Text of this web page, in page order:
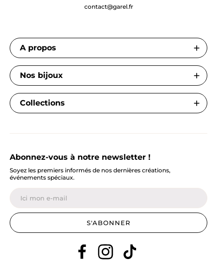
contact@garel.fr
A propos
Nos bijoux
Collections
Abonnez-vous à notre newsletter !
Soyez les premiers informés de nos dernières créations,
événements spéciaux.